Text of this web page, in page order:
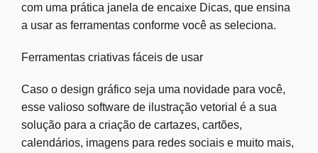
com uma prática janela de encaixe Dicas, que ensina
a usar as ferramentas conforme você as seleciona.
Ferramentas criativas fáceis de usar
Caso o design gráfico seja uma novidade para você,
esse valioso software de ilustração vetorial é a sua
solução para a criação de cartazes, cartões,
calendários, imagens para redes sociais e muito mais,